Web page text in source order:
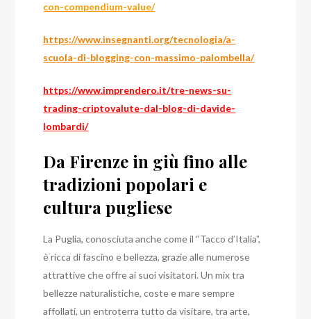
con-compendium-value/
https://www.insegnanti.org/tecnologia/a-
scuola-di-blogging-con-massimo-palombella/
https://www.imprendero.it/tre-news-su-
trading-criptovalute-dal-blog-di-davide-
lombardi/
Da Firenze in giù fino alle
tradizioni popolari e
cultura pugliese
La Puglia, conosciuta anche come il “Tacco d’Italia”,
è ricca di fascino e bellezza, grazie alle numerose
attrattive che offre ai suoi visitatori. Un mix tra
bellezze naturalistiche, coste e mare sempre
affollati, un entroterra tutto da visitare, tra arte,